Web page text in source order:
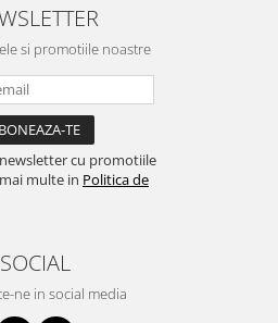
si promotiile noastre
cu promotiile
multe in Politica de
SOCIAL
ne in social media